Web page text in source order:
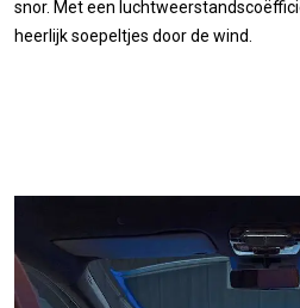
snor. Met een
heerlijk soepeltjes door de wind.